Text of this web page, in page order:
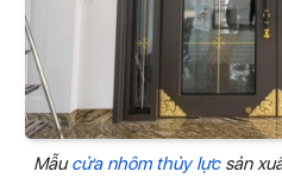
Mẫucửa nhôm thủy lựcsản